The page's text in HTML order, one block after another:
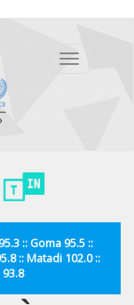
Toggle
:: Goma 95.5 ::
:: Matadi 102.0 ::